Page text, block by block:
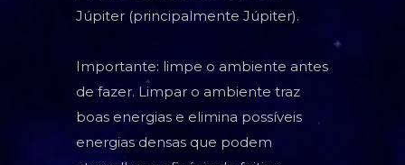
Júpiter (principalmente Júpiter).
Importante: limpe o ambiente antes
de fazer. Limpar o ambiente traz
boas energias e elimina possíveis
energias densas que podem